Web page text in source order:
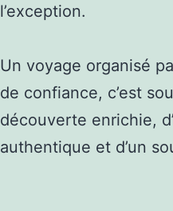
l’exception.
Un voyage organisé
de confiance, c’est
découverte enrichie,
authentique et d’un